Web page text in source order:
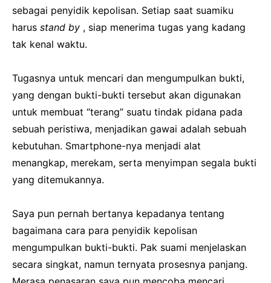
sebagai penyidik ​​kepolisan. Setiap saat suamiku
harus stand by , siap menerima tugas yang kadang
tak kenal waktu.
Tugasnya untuk mencari dan mengumpulkan bukti,
yang dengan bukti-bukti tersebut akan digunakan
untuk membuat “terang” suatu tindak pidana pada
sebuah peristiwa, menjadikan gawai adalah sebuah
kebutuhan. Smartphone-nya menjadi alat
menangkap, merekam, serta menyimpan segala bukti
yang ditemukannya.
Saya pun pernah bertanya kepadanya tentang
bagaimana cara para penyidik ​​kepolisan
mengumpulkan bukti-bukti. Pak suami menjelaskan
secara singkat, namun ternyata prosesnya panjang.